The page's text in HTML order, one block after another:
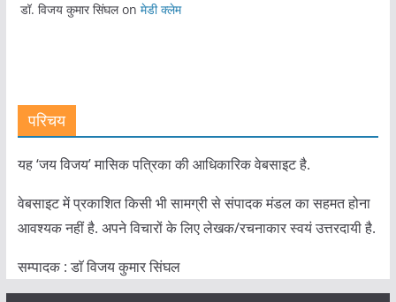
डॉ. विजय कुमार सिंघलon मेडी क्लेम
परिचय
यह ‘जय विजय’ मासिक पत्रिका की आधिकारिक वेबसाइट है.
वेबसाइट में प्रकाशित किसी भी सामग्री से संपादक मंडल का सहमत होना
आवश्यक नहीं है. अपने विचारों के लिए लेखक/रचनाकार स्वयं उत्तरदायी है.
सम्पादक : डाॅ विजय कुमार सिंघल